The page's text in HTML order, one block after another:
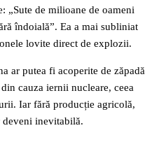
„Sute de milioane de oameni
îndoială”. Ea a mai subliniat
lovite direct de explozii.
ar putea fi acoperite de zăpadă
cauza iernii nucleare, ceea
Iar fără producție agricolă,
deveni inevitabilă.